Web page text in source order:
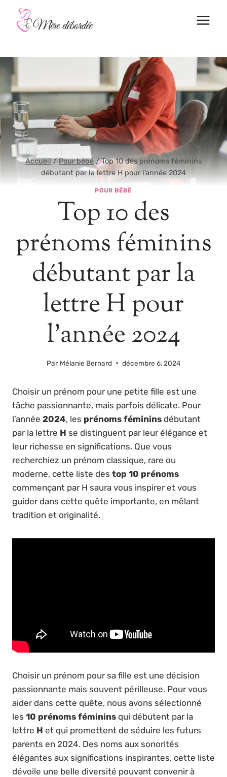
contenu
Accueil / Pour bébé / Top 10 des prénoms féminins
débutant par la lettre H pour l’année 2024
POUR BÉBÉ
Top 10 des
prénoms féminins
débutant par la
lettre H pour
l’année 2024
Par Mélanie Bernard décembre 6, 2024
Choisir un prénom pour une petite fille est une
tâche passionnante, mais parfois délicate. Pour
l’année 2024, les prénoms féminins débutant
par la lettre H se distinguent par leur élégance et
leur richesse en significations. Que vous
recherchiez un prénom classique, rare ou
moderne, cette liste des top 10 prénoms
commençant par H saura vous inspirer et vous
guider dans cette quête importante, en mêlant
tradition et originalité.
Choisir un prénom pour sa fille est une décision
passionnante mais souvent périlleuse. Pour vous
aider dans cette quête, nous avons sélectionné
les 10 prénoms féminins qui débutent par la
lettre H et qui promettent de séduire les futurs
parents en 2024. Des noms aux sonorités
élégantes aux significations inspirantes, cette liste
dévoile une belle diversité pouvant convenir à